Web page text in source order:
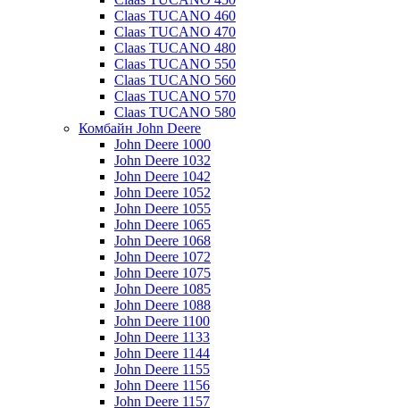
Claas TUCANO 460
Claas TUCANO 470
Claas TUCANO 480
Claas TUCANO 550
Claas TUCANO 560
Claas TUCANO 570
Claas TUCANO 580
Комбайн John Deere
John Deere 1000
John Deere 1032
John Deere 1042
John Deere 1052
John Deere 1055
John Deere 1065
John Deere 1068
John Deere 1072
John Deere 1075
John Deere 1085
John Deere 1088
John Deere 1100
John Deere 1133
John Deere 1144
John Deere 1155
John Deere 1156
John Deere 1157